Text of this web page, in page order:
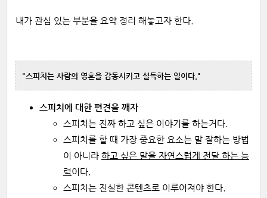
내가 관심 있는 부분을 요약 정리 해놓고자 한다.
"스피치는 사람의 영혼을 감동시키고 설득하는 일이다."
스피치에 대한 편견을 깨자
스피치는 진짜 하고 싶은 이야기를 하는거다.
스피치를 할 때 가장 중요한 요소는 말 잘하는 방법
이 아니라 하고 싶은 말을 자연스럽게 전달 하는 능
력이다.
스피치는 진실한 콘텐츠로 이루어져야 한다.